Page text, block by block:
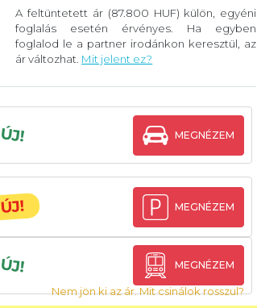
A feltüntetett ár (87.800 HUF) külön, egyéni
foglalás esetén érvényes. Ha egyben
foglalod le a partner irodánkon keresztül, az
ár változhat. Mit jelent ez?
ÚJ! MEGNÉZEM
ÚJ! MEGNÉZEM
ÚJ! MEGNÉZEM
Nem jön ki az ár. Mit csinálok rosszul?